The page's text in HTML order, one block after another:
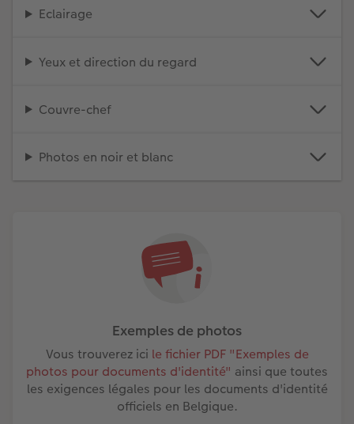
Eclairage
Yeux et direction du regard
Couvre-chef
Photos en noir et blanc
Exemples de photos
Vous trouverez ici le fichier PDF "Exemples de
photos pour documents d'identité" ainsi que toutes
les exigences légales pour les documents d'identité
officiels en Belgique.